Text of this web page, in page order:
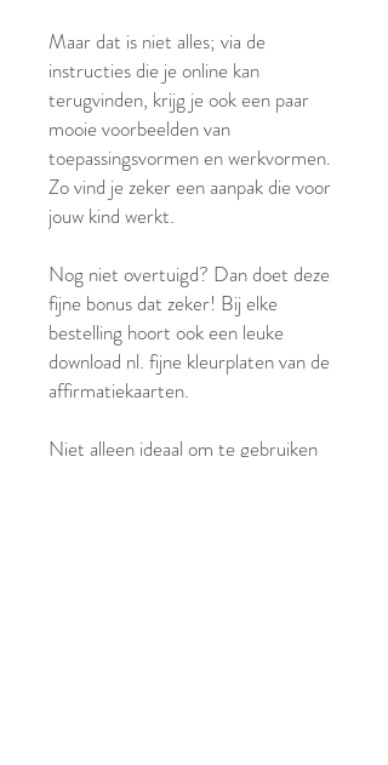
Maar dat is niet alles; via de
instructies die je online kan
terugvinden, krijg je ook een paar
mooie voorbeelden van
toepassingsvormen en werkvormen.
Zo vind je zeker een aanpak die voor
jouw kind werkt.
Nog niet overtuigd? Dan doet deze
fijne bonus dat zeker! Bij elke
bestelling hoort ook een leuke
download nl. fijne kleurplaten van de
affirmatiekaarten.
Niet alleen ideaal om te gebruiken